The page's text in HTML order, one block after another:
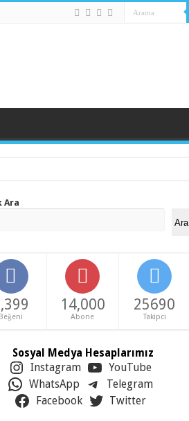
Ara
Ara
Beğeni
14,000
Abone
25690
Takipci
Sosyal Medya Hesaplarımız
Instagram
YouTube
WhatsApp
Telegram
Facebook
Twitter